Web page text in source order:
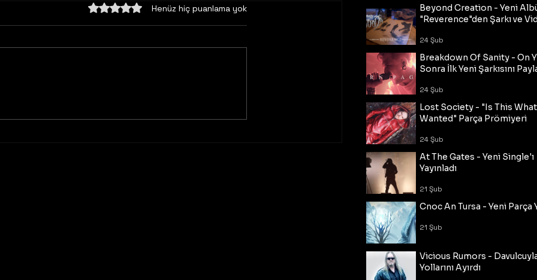
5 üzerinden 0 yıldızHenüz hiç puanlama yok
Beyond Creation - Yeni
"Reverence"den Şarkı ve
24 Şub
Breakdown Of Sanity - On
Sonra İlk Yeni Şarkısını
24 Şub
Lost Society - "Is This
Wanted" Parça Prömiyeri
24 Şub
At The Gates - Yeni Single'ı
Yayınladı
21 Şub
Cnoc An Tursa - Yeni Parça
21 Şub
Vicious Rumors -
Yollarını Ayırdı